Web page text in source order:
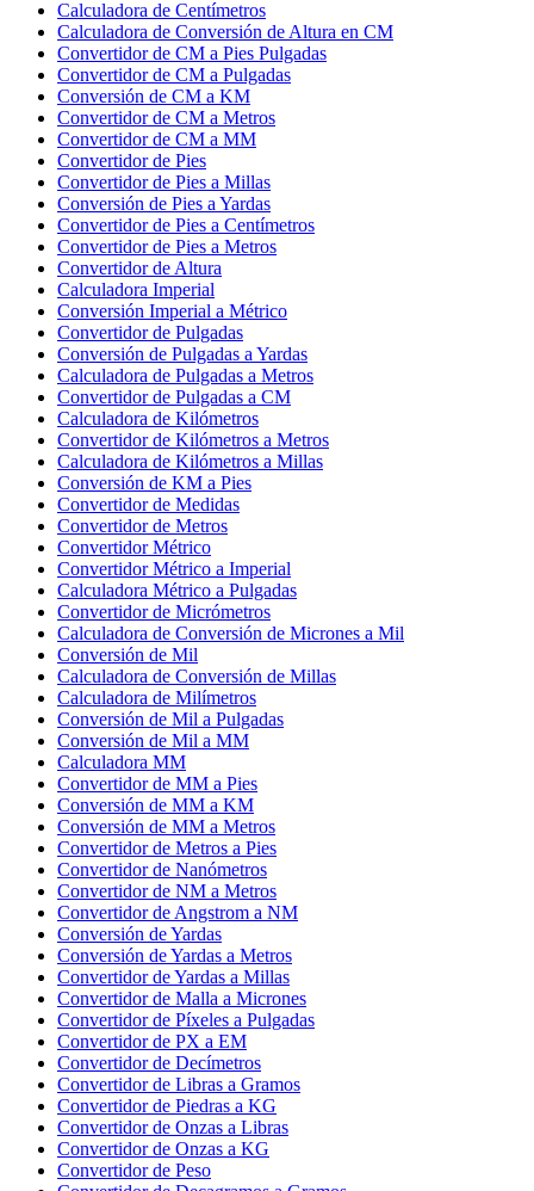
Calculadora de Centímetros
Calculadora de Conversión de Altura en CM
Convertidor de CM a Pies Pulgadas
Convertidor de CM a Pulgadas
Conversión de CM a KM
Convertidor de CM a Metros
Convertidor de CM a MM
Convertidor de Pies
Convertidor de Pies a Millas
Conversión de Pies a Yardas
Convertidor de Pies a Centímetros
Convertidor de Pies a Metros
Convertidor de Altura
Calculadora Imperial
Conversión Imperial a Métrico
Convertidor de Pulgadas
Conversión de Pulgadas a Yardas
Calculadora de Pulgadas a Metros
Convertidor de Pulgadas a CM
Calculadora de Kilómetros
Convertidor de Kilómetros a Metros
Calculadora de Kilómetros a Millas
Conversión de KM a Pies
Convertidor de Medidas
Convertidor de Metros
Convertidor Métrico
Convertidor Métrico a Imperial
Calculadora Métrico a Pulgadas
Convertidor de Micrómetros
Calculadora de Conversión de Micrones a Mil
Conversión de Mil
Calculadora de Conversión de Millas
Calculadora de Milímetros
Conversión de Mil a Pulgadas
Conversión de Mil a MM
Calculadora MM
Convertidor de MM a Pies
Conversión de MM a KM
Conversión de MM a Metros
Convertidor de Metros a Pies
Convertidor de Nanómetros
Convertidor de NM a Metros
Convertidor de Angstrom a NM
Conversión de Yardas
Conversión de Yardas a Metros
Convertidor de Yardas a Millas
Convertidor de Malla a Micrones
Convertidor de Píxeles a Pulgadas
Convertidor de PX a EM
Convertidor de Decímetros
Convertidor de Libras a Gramos
Convertidor de Piedras a KG
Convertidor de Onzas a Libras
Convertidor de Onzas a KG
Convertidor de Peso